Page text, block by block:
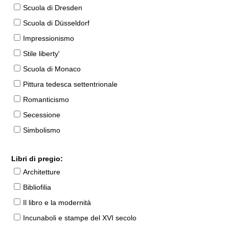
Scuola di Dresden
Scuola di Düsseldorf
Impressionismo
Stile liberty'
Scuola di Monaco
Pittura tedesca settentrionale
Romanticismo
Secessione
Simbolismo
Libri di pregio:
Architetture
Bibliofilia
Il libro e la modernità
Incunaboli e stampe del XVI secolo